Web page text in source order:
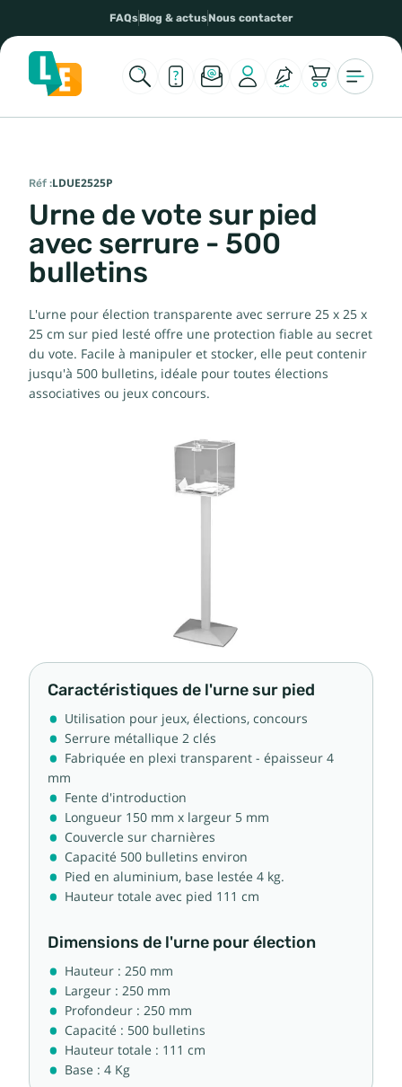
FAQsBlog & actusNous contacter
Réf :LDUE2525P
Urne de vote sur pied
avec serrure - 500
bulletins
L'urne pour élection transparente avec serrure 25 x 25 x
25 cm sur pied lesté offre une protection fiable au secret
du vote. Facile à manipuler et stocker, elle peut contenir
jusqu'à 500 bulletins, idéale pour toutes élections
associatives ou jeux concours.
Caractéristiques de l'urne sur pied
Utilisation pour jeux, élections, concours
Serrure métallique 2 clés
Fabriquée en plexi transparent - épaisseur 4
mm
Fente d'introduction
Longueur 150 mm x largeur 5 mm
Couvercle sur charnières
Capacité 500 bulletins environ
Pied en aluminium, base lestée 4 kg.
Hauteur totale avec pied 111 cm
Dimensions de l'urne pour élection
Hauteur : 250 mm
Largeur : 250 mm
Profondeur : 250 mm
Capacité : 500 bulletins
Hauteur totale : 111 cm
Base : 4 Kg